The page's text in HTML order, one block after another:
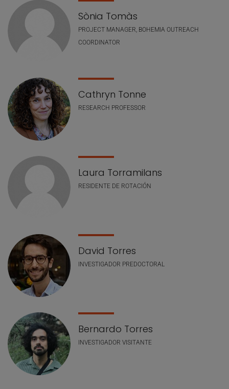
Sònia Tomàs
PROJECT MANAGER, BOHEMIA OUTREACH
COORDINATOR
Cathryn Tonne
RESEARCH PROFESSOR
Laura Torramilans
RESIDENTE DE ROTACIÓN
David Torres
INVESTIGADOR PREDOCTORAL
Bernardo Torres
INVESTIGADOR VISITANTE